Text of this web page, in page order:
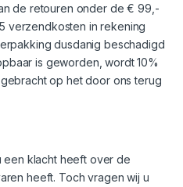
de retouren onder de € 99,-
verzendkosten in rekening
dusdanig beschadigd
is geworden, wordt 10%
op het door ons terug
een klacht heeft over de
heeft. Toch vragen wij u